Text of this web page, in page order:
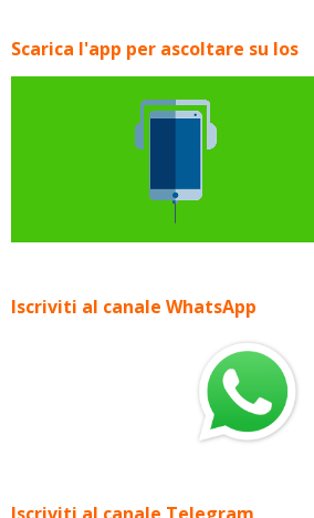
Scarica l'app per ascoltare su Ios
Iscriviti al canale WhatsApp